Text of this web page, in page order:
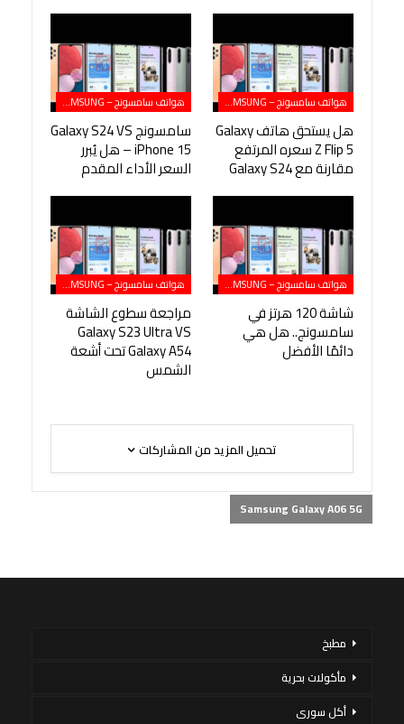
Samsung Galaxy A06 5G
هواتف سامسونج – SAMSUNG
هل يستحق هاتف Galaxy
Z Flip 5 سعره المرتفع
مقارنة مع Galaxy S24
هواتف سامسونج – SAMSUNG
سامسونج Galaxy S24 VS
iPhone 15 – هل يُبرر
السعر الأداء المقدم
هواتف سامسونج – SAMSUNG
شاشة 120 هرتز في
سامسونج.. هل هي
دائمًا الأفضل
هواتف سامسونج – SAMSUNG
مراجعة سطوع الشاشة
Galaxy S23 Ultra VS
Galaxy A54 تحت أشعة
الشمس
تحميل المزيد من المشاركات
مطبخ
مأكولات بحرية
أكل سورى